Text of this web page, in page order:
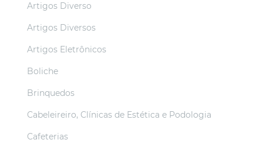
Artigos Diverso
Artigos Diversos
Artigos Eletrônicos
Boliche
Brinquedos
Cabeleireiro, Clínicas de Estética e Podologia
Cafeterias